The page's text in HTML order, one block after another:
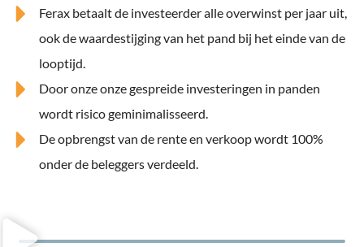
Ferax betaalt de investeerder alle overwinst per jaar uit,
ook de waardestijging van het pand bij het einde van de
looptijd.
Door onze onze gespreide investeringen in panden
wordt risico geminimalisseerd.
De opbrengst van de rente en verkoop wordt 100%
onder de beleggers verdeeld.